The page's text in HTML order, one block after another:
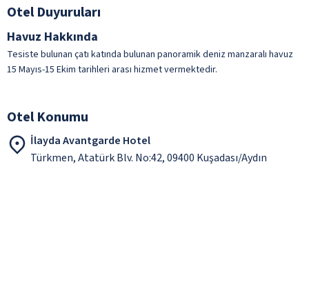
Otel Duyuruları
Havuz Hakkında
Tesiste bulunan çatı katında bulunan panoramik deniz manzaralı havuz
15 Mayıs-15 Ekim tarihleri arası hizmet vermektedir.
Otel Konumu
İlayda Avantgarde Hotel
Türkmen, Atatürk Blv. No:42, 09400 Kuşadası/Aydın